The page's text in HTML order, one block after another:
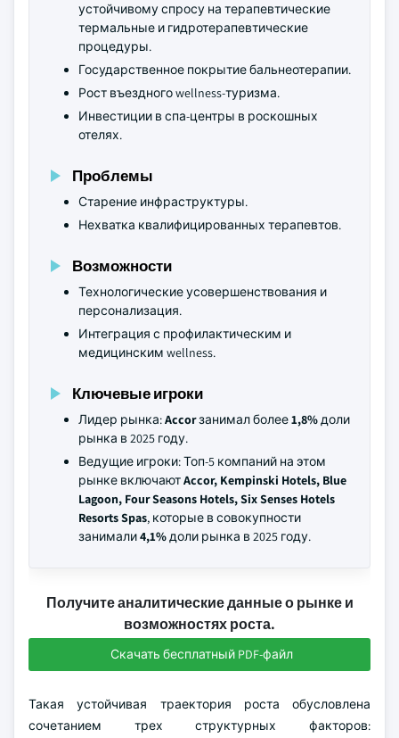
устойчивому спросу на терапевтические
термальные и гидротерапевтические
процедуры.
Государственное покрытие бальнеотерапии.
Рост въездного wellness-туризма.
Инвестиции в спа-центры в роскошных
отелях.
Проблемы
Старение инфраструктуры.
Нехватка квалифицированных терапевтов.
Возможности
Технологические усовершенствования и
персонализация.
Интеграция с профилактическим и
медицинским wellness.
Ключевые игроки
Лидер рынка:Accorзанимал более1,8%доли
рынка в 2025 году.
Ведущие игроки: Топ-5 компаний на этом
рынке включаютAccor, Kempinski Hotels, Blue
Lagoon, Four Seasons Hotels, Six Senses Hotels
Resorts Spas, которые в совокупности
занимали4,1%доли рынка в 2025 году.
Получите аналитические данные о рынке и
возможностях роста.
Скачать бесплатный PDF-файл
Такая устойчивая траектория роста обусловлена
сочетанием трех структурных факторов: